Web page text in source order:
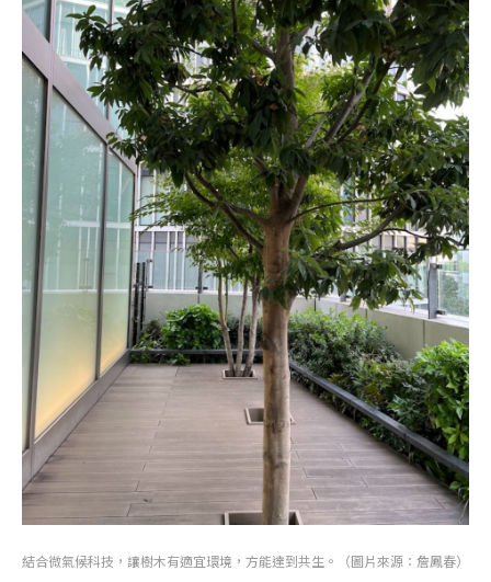
結合微氣候科技，讓樹木有適宜環境，方能達到共生。（圖片來源：詹鳳春）